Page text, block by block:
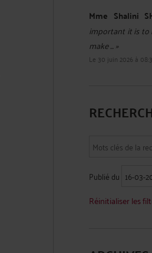
Mme Shalini
important it is to
make ... »
Le 30 juin 2026 à
Publié du
Réinitialiser les